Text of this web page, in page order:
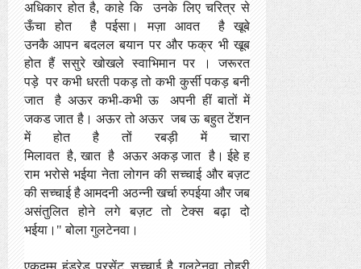
अधिकार होत है, काहे कि
उनके लिए चरित्र से
ऊँचा होत
है पईसा। मज़ा आवत
है खूबे
उनकै आपन बदलल बयान पर और फक्र भी खूब
होत हैं ससुरे खोखले स्वाभिमान पर ।
जरूरत
पड़े पर कभी धरती पकड़ तो कभी कुर्सी पकड़ बनी
जात
है अऊर कभी-कभी ऊ अपनी हीं बातों में
जकड जात है। अऊर तो अऊर जब ऊ बहुत टेंशन
में होत
है तों रबड़ी में चारा
मिलावत है,खात है अऊर अकड़ जात है। ईहे ह
राम भरोसे भईया नेता लोगन की सच्चाई और बज़ट
की सच्चाई है आमदनी अठन्नी खर्चा रुपईया और जब
असंतुलित होने लगे बज़ट तो टेक्स बढ़ा दो
भईया।" बोला गुलटेनवा ।